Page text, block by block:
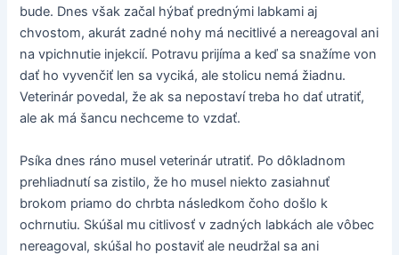
bude. Dnes však začal hýbať prednými labkami aj
chvostom, akurát zadné nohy má necitlivé a nereagoval ani
na vpichnutie injekcií. Potravu prijíma a keď sa snažíme von
dať ho vyvenčiť len sa vyciká, ale stolicu nemá žiadnu.
Veterinár povedal, že ak sa nepostaví treba ho dať utratiť,
ale ak má šancu nechceme to vzdať.
Psíka dnes ráno musel veterinár utratiť. Po dôkladnom
prehliadnutí sa zistilo, že ho musel niekto zasiahnuť
brokom priamo do chrbta následkom čoho došlo k
ochrnutiu. Skúšal mu citlivosť v zadných labkách ale vôbec
nereagoval, skúšal ho postaviť ale neudržal sa ani